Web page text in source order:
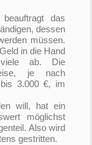
das
dessen
müssen.
in die Hand
ab. Die
je nach
3.000 €, im
will, hat ein
möglichst
Also wird
gestritten.